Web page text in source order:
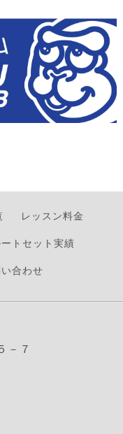
レッスン料金
トセット実績
合わせ
－７